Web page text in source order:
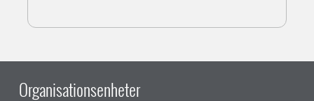
Organisationsenheter